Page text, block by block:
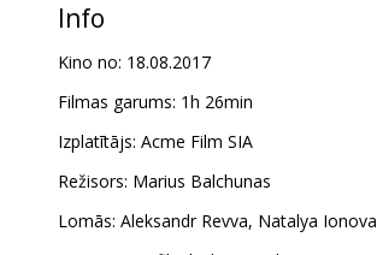
Info
Kino no: 18.08.2017
Filmas garums: 1h 26min
Izplatītājs: Acme Film SIA
Režisors: Marius Balchunas
Lomās: Aleksandr Revva, Natalya Ionova